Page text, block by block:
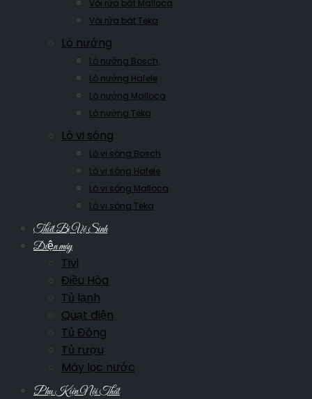
Vòi rửa bát Malloca
Vòi rửa bát Teka
Lò nướng
Lò nướng Bosch
Lò nướng Hafele
Lò nướng Malloca
Lò nướng Teka
Lò vi sóng
Lò vi sóng Bosch
Lò vi sóng Hafele
Lò vi sóng Malloca
Lò vi sóng Teka
Thiết Bị Vệ Sinh
Điện máy
Tivi
Điều Hòa
Tủ lạnh
Quạt điện
Tủ Đông
Tủ rượu
Máy lọc nước
Phụ Kiện Nội Thất